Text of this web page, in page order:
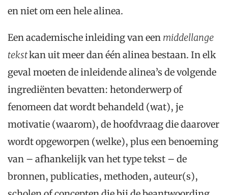
en niet om een hele alinea.
Een academische inleiding van een middellange
tekstkan uit meer dan één alinea bestaan. In elk
geval moeten de inleidende alinea’s de volgende
ingrediënten bevatten: hetonderwerp of
fenomeen dat wordt behandeld (wat), je
motivatie (waarom), de hoofdvraag die daarover
wordt opgeworpen (welke), plus een benoeming
van – afhankelijk van het type tekst – de
bronnen, publicaties, methoden, auteur(s),